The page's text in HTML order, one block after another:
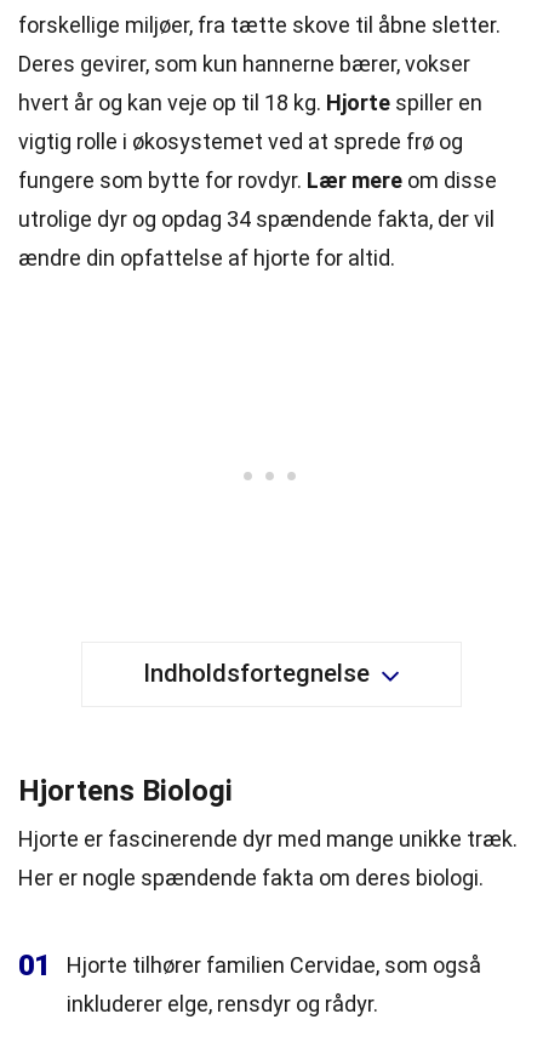
forskellige miljøer, fra tætte skove til åbne sletter.
Deres gevirer, som kun hannerne bærer, vokser
hvert år og kan veje op til 18 kg. Hjorte spiller en
vigtig rolle i økosystemet ved at sprede frø og
fungere som bytte for rovdyr. Lær mere om disse
utrolige dyr og opdag 34 spændende fakta, der vil
ændre din opfattelse af hjorte for altid.
Indholdsfortegnelse
Hjortens Biologi
Hjorte er fascinerende dyr med mange unikke træk.
Her er nogle spændende fakta om deres biologi.
01
Hjorte tilhører familien Cervidae, som også
inkluderer elge, rensdyr og rådyr.